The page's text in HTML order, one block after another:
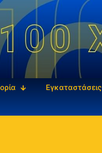
Εγκαταστάσεις